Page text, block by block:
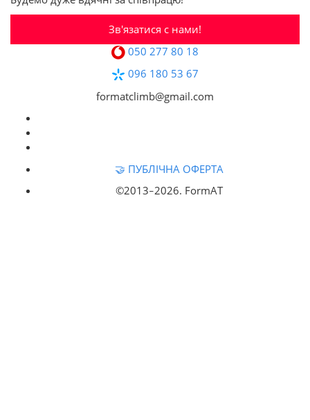
Зв'язатися с нами!
050 277 80 18
096 180 53 67
formatclimb@gmail.com
🤝 ПУБЛІЧНА ОФЕРТА
©2013‒2026. FormAT